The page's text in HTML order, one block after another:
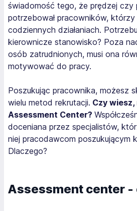
świadomość tego, że prędzej czy
potrzebował pracowników,
codziennych działaniach.
kierownicze stanowisko? Poza
osób zatrudnionych, musi ona
motywować do pracy.
Poszukując pracownika, możesz
wielu metod rekrutacji. Czy
Assessment Center?
doceniana przez specjalistów,
niej pracodawcom poszukującym
Dlaczego?
Assessment center -